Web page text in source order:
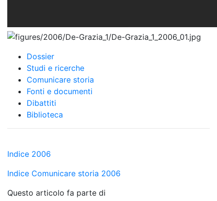
Dossier
Studi e ricerche
Comunicare storia
Fonti e documenti
Dibattiti
Biblioteca
Indice 2006
Indice Comunicare storia 2006
Questo articolo fa parte di